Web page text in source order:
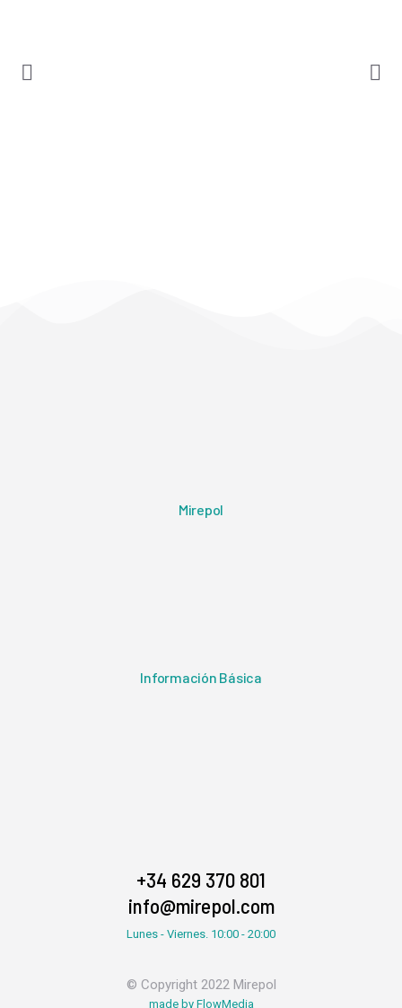
Mirepol
Información Básica
+34 629 370 801
info@mirepol.com
Lunes - Viernes. 10:00 - 20:00
© Copyright 2022 Mirepol
made by FlowMedia